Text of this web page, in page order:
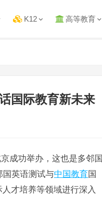
K12 高等教育
国际教育新未来
成功举办，这也是多邻国
国英语测试与中国教育国
人才培养等领域进行深入